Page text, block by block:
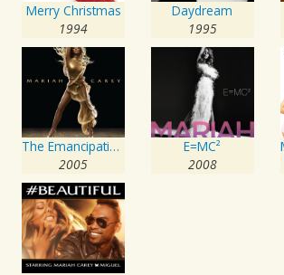
Merry Christmas
1994
Daydream
1995
The Emancipation of Mimi
2005
E=MC²
2008